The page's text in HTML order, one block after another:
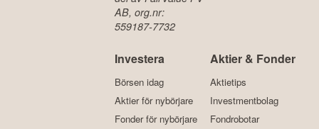
AB, org.nr:
559187-7732
Investera
Börsen idag
Aktier för nybörjare
Fonder för nybörjare
Aktier & Fonder
Aktietips
Investmentbolag
Fondrobotar